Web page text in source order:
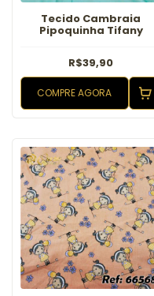
Tecido Cambraia
Pipoquinha Tifany
R$39,90
COMPRE AGORA